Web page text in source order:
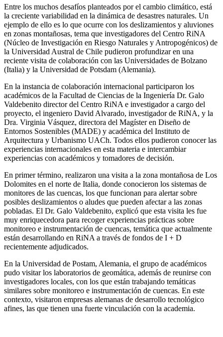
Entre los muchos desafíos planteados por el cambio climático, está
la creciente variabilidad en la dinámica de desastres naturales. Un
ejemplo de ello es lo que ocurre con los deslizamientos y aluviones
en zonas montañosas, tema que investigadores del Centro RiNA
(Núcleo de Investigación en Riesgo Naturales y Antropogénicos) de
la Universidad Austral de Chile pudieron profundizar en una
reciente visita de colaboración con las Universidades de Bolzano
(Italia) y la Universidad de Potsdam (Alemania).
En la instancia de colaboración internacional participaron los
académicos de la Facultad de Ciencias de la Ingeniería Dr. Galo
Valdebenito director del Centro RiNA e investigador a cargo del
proyecto, el ingeniero David Alvarado, investigador de RiNA, y la
Dra. Virginia Vásquez, directora del Magíster en Diseño de
Entornos Sostenibles (MADE) y académica del Instituto de
Arquitectura y Urbanismo UACh. Todos ellos pudieron conocer las
experiencias internacionales en esta materia e intercambiar
experiencias con académicos y tomadores de decisión.
En primer término, realizaron una visita a la zona montañosa de Los
Dolomites en el norte de Italia, donde conocieron los sistemas de
monitores de las cuencas, los que funcionan para alertar sobre
posibles deslizamientos o aludes que pueden afectar a las zonas
pobladas. El Dr. Galo Valdebenito, explicó que esta visita les fue
muy enriquecedora para recoger experiencias prácticas sobre
monitoreo e instrumentación de cuencas, temática que actualmente
están desarrollando en RiNA a través de fondos de I + D
recientemente adjudicados.
En la Universidad de Postam, Alemania, el grupo de académicos
pudo visitar los laboratorios de geomática, además de reunirse con
investigadores locales, con los que están trabajando temáticas
similares sobre monitoreo e instrumentación de cuencas. En este
contexto, visitaron empresas alemanas de desarrollo tecnológico
afines, las que tienen una fuerte vinculación con la academia.